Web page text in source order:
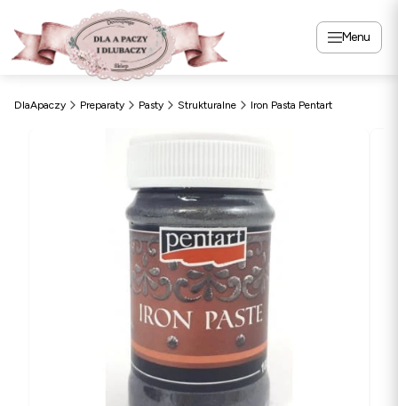
Menu
DlaApaczy Preparaty Pasty Strukturalne Iron Pasta Pentart